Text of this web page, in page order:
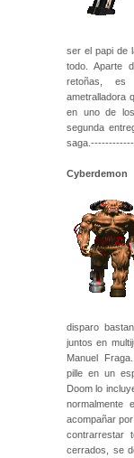
ser el papi de
todo. Aparte
retoñas, es
ametralladora
en uno de
segunda
Cyberdemon
disparo
juntos en
Manuel
pille en un
Doom lo
acompañar
contrarrestar
cerrados, se